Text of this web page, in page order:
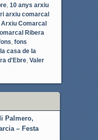
, 10 anys arxiu
arxiu comarcal
Arxiu Comarcal
Ribera
, fons
la casa de la
d'Ebre, Valer
Palmero,
– Festa